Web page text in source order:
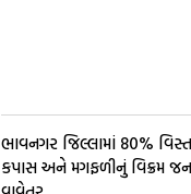
ભાવનગર જિલ્લામાં 80%
કપાસ અને મગફળીનું વિક્રમ